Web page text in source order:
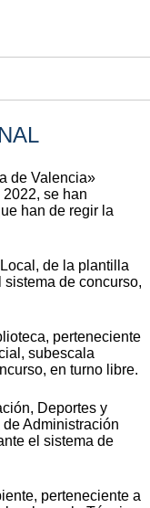
de Valencia»
se han
han de regir la
de la plantilla
de concurso,
perteneciente
subescala
en turno libre.
Deportes y
Administración
el sistema de
perteneciente a